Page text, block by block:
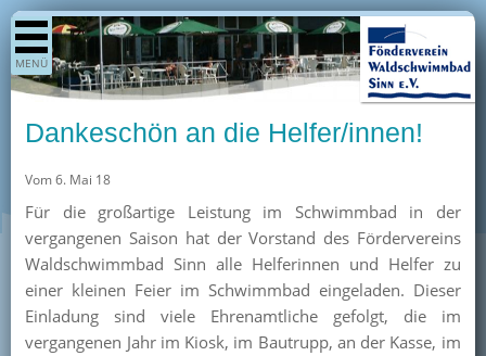
MENÜ
Shop
Aktuelles
Termine
Berichte
Bilder
/ Preise
Kurse
Kioskangebote
Dankeschön an die Helfer/innen!
Vom 6. Mai 18
Für die großartige Leistung im Schwimmbad in der
vergangenen Saison hat der Vorstand des Fördervereins
Waldschwimmbad Sinn alle Helferinnen und Helfer zu
einer kleinen Feier im Schwimmbad eingeladen. Dieser
Einladung sind viele Ehrenamtliche gefolgt, die im
vergangenen Jahr im Kiosk, im Bautrupp, an der Kasse, im